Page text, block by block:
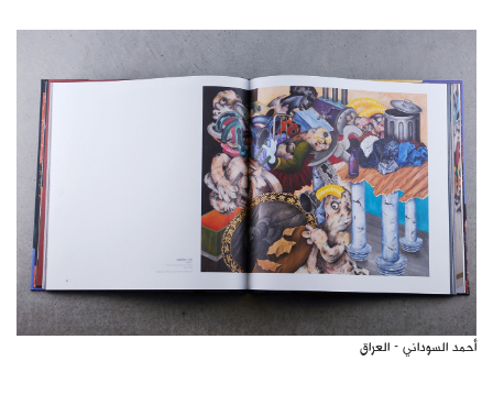
أحمد السوداني - العراق